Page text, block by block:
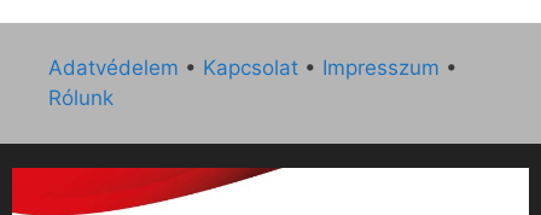
Adatvédelem • Kapcsolat • Impresszum •
Rólunk